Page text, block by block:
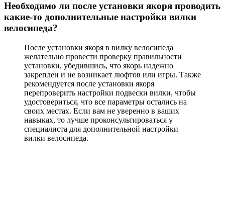
Необходимо ли после установки якоря проводить
какие-то дополнительные настройки вилки
велосипеда?
После установки якоря в вилку велосипеда
желательно провести проверку правильности
установки, убедившись, что якорь надежно
закреплен и не возникает люфтов или игры. Также
рекомендуется после установки якоря
перепроверить настройки подвески вилки, чтобы
удостовериться, что все параметры остались на
своих местах. Если вам не уверенно в ваших
навыках, то лучше проконсультироваться у
специалиста для дополнительной настройки
вилки велосипеда.